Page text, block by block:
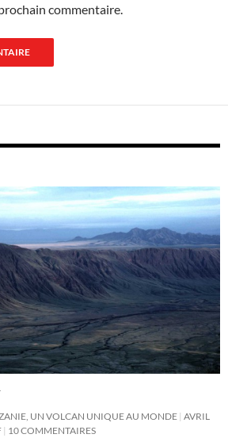
commentaire.
.
UN VOLCAN UNIQUE AU MONDE AVRIL
10 COMMENTAIRES